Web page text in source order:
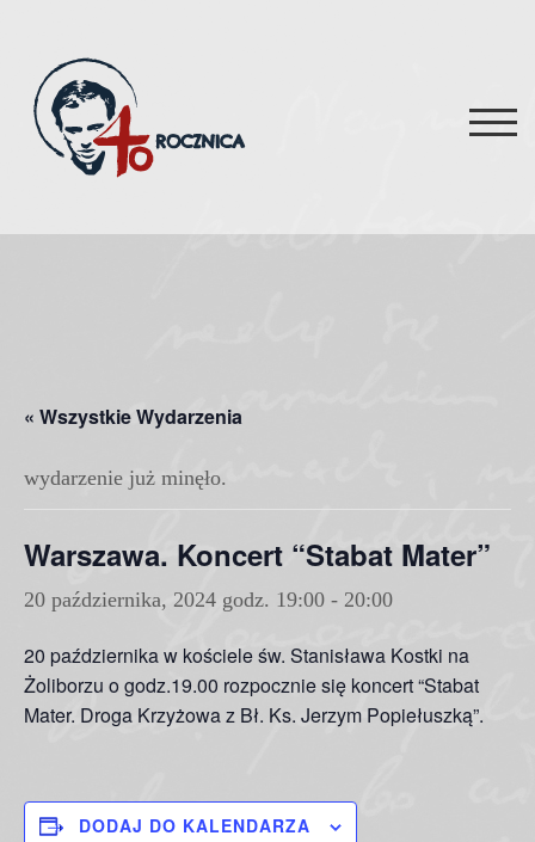
content
« Wszystkie Wydarzenia
wydarzenie już minęło.
Warszawa. Koncert “Stabat Mater”
20 października, 2024 godz. 19:00 - 20:00
20 października w kościele św. Stanisława Kostki na
Żoliborzu o godz.19.00 rozpocznie się koncert “Stabat
Mater. Droga Krzyżowa z Bł. Ks. Jerzym Popiełuszką”.
DODAJ DO KALENDARZA